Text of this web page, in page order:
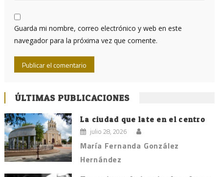
Guarda mi nombre, correo electrónico y web en este
navegador para la próxima vez que comente.
ÚLTIMAS PUBLICACIONES
La ciudad que late en el centro
julio 28, 2026
María Fernanda González
Hernández